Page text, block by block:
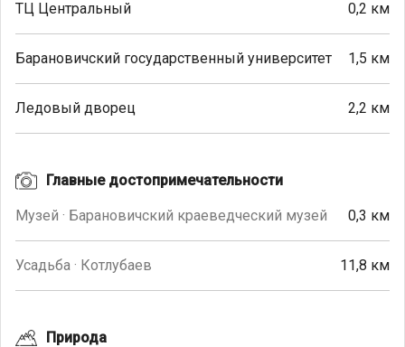
ТЦ Центральный 0,2 км
Барановичский государственный университет 1,5 км
Ледовый дворец 2,2 км
Главные достопримечательности
Музей · Барановичский краеведческий музей 0,3 км
Усадьба · Котлубаев 11,8 км
Природа